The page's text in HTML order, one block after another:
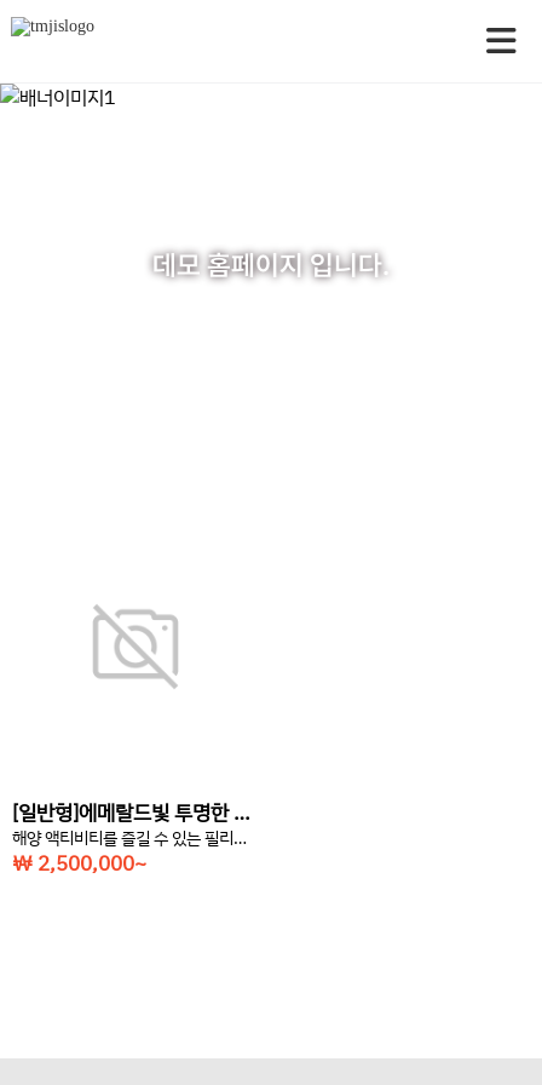
데모 홈페이지 입니다.
[일반형]에메랄드빛 투명한 바다로 유명한 휴양지 보라카이(6박7일)
해양 액티비티를 즐길 수 있는 필리핀 보라카이 여행
￦ 2,500,000~